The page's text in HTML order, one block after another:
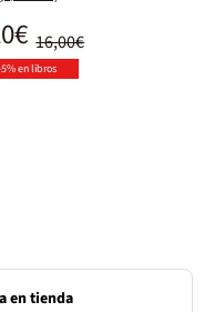
16,00€
en libros
en tienda